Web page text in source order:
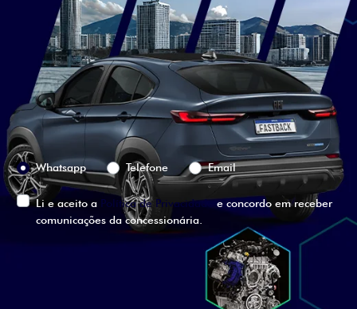
Versão escolhida
Preferência de contato:
Whatsapp
Telefone Email
Li e aceito a Política de Privacidade
e concordo em receber
comunicações da concessionária.
ENTRAR EM CONTATO